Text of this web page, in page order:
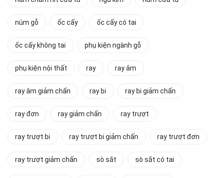
núm gỗ ốc cấy ốc cấy có tai
ốc cấy không tai phụ kiện ngành gỗ
phụ kiện nội thất ray ray âm
ray âm giảm chấn ray bi ray bi giảm chấn
ray đơn ray giảm chấn ray trượt
ray trượt bi ray trượt bi giảm chấn ray trượt đơn
ray trượt giảm chấn sò sắt sò sắt có tai